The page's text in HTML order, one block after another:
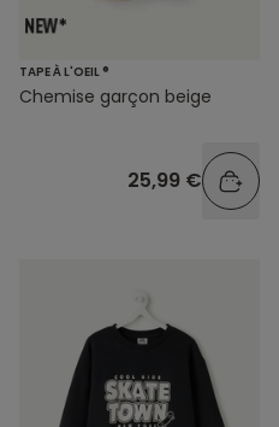
TAPE À L'OEIL ®
Chemise garçon beige
25,99 €